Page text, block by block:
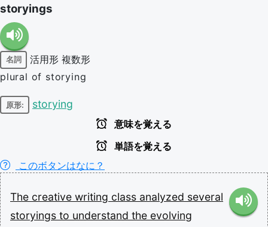
storyings
名詞 活用形 複数形
plural of storying
原形: storying
意味を覚える
単語を覚える
このボタンはなに？
The creative writing class analyzed several
storyings to understand the evolving